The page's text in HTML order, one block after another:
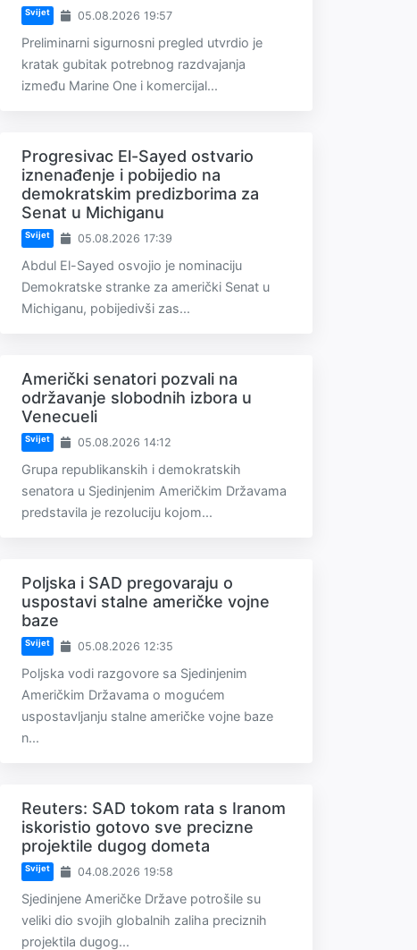
Svijet 05.08.2026 19:57
Preliminarni sigurnosni pregled utvrdio je
kratak gubitak potrebnog razdvajanja
između Marine One i komercijal...
Progresivac El-Sayed ostvario
iznenađenje i pobijedio na
demokratskim predizborima za
Senat u Michiganu
Svijet 05.08.2026 17:39
Abdul El-Sayed osvojio je nominaciju
Demokratske stranke za američki Senat u
Michiganu, pobijedivši zas...
Američki senatori pozvali na
održavanje slobodnih izbora u
Venecueli
Svijet 05.08.2026 14:12
Grupa republikanskih i demokratskih
senatora u Sjedinjenim Američkim Državama
predstavila je rezoluciju kojom...
Poljska i SAD pregovaraju o
uspostavi stalne američke vojne
baze
Svijet 05.08.2026 12:35
Poljska vodi razgovore sa Sjedinjenim
Američkim Državama o mogućem
uspostavljanju stalne američke vojne baze
n...
Reuters: SAD tokom rata s Iranom
iskoristio gotovo sve precizne
projektile dugog dometa
Svijet 04.08.2026 19:58
Sjedinjene Američke Države potrošile su
veliki dio svojih globalnih zaliha preciznih
projektila dugog...